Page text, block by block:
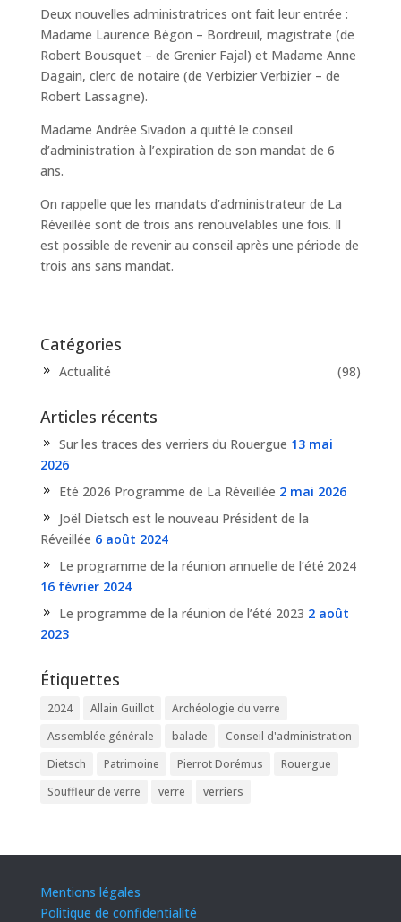
Deux nouvelles administratrices ont fait leur entrée :
Madame Laurence Bégon – Bordreuil, magistrate (de
Robert Bousquet – de Grenier Fajal) et Madame Anne
Dagain, clerc de notaire (de Verbizier Verbizier – de
Robert Lassagne).
Madame Andrée Sivadon a quitté le conseil
d’administration à l’expiration de son mandat de 6
ans.
On rappelle que les mandats d’administrateur de La
Réveillée sont de trois ans renouvelables une fois. Il
est possible de revenir au conseil après une période de
trois ans sans mandat.
Catégories
Actualité (98)
Articles récents
Sur les traces des verriers du Rouergue 13 mai
2026
Eté 2026 Programme de La Réveillée 2 mai 2026
Joël Dietsch est le nouveau Président de la
Réveillée 6 août 2024
Le programme de la réunion annuelle de l’été 2024
16 février 2024
Le programme de la réunion de l’été 2023 2 août
2023
Étiquettes
2024 Allain Guillot
Archéologie du verre
Assemblée générale
balade
Conseil d'administration
Dietsch
Patrimoine Pierrot Dorémus
Rouergue
Souffleur de verre
verre verriers
Mentions légales
Politique de confidentialité